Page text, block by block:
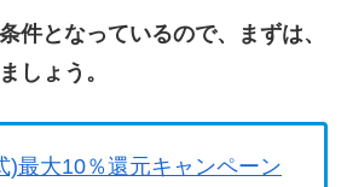
件となっているので、まずは、
しょう。
)最大10％還元キャンペーン